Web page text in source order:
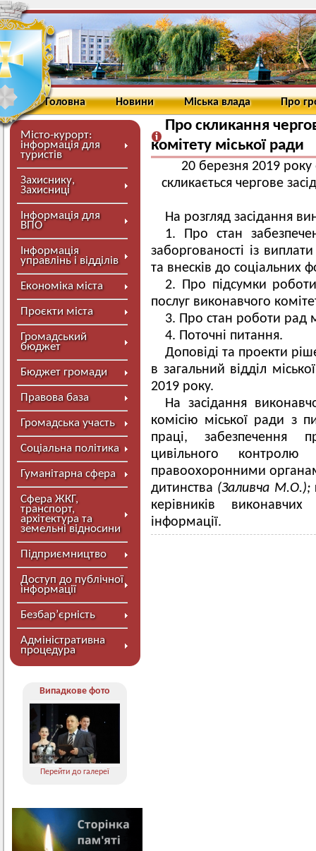
Головна Новини Міська влада Про
Місто-курорт:
інформація для
туристів
Захиснику,
Захисниці
Інформація для
ВПО
Інформація
управлінь і відділів
Економіка міста
Проєкти міста
Громадський
бюджет
Бюджет громади
Правова база
Громадська участь
Соціальна політика
Гуманітарна сфера
Сфера ЖКГ,
транспорт,
архітектура та
земельні відносини
Підприємництво
Доступ до публічної
інформації
Безбар’єрність
Адміністративна
процедура
Випадкове фото
Перейти до галереї
Про скликання
комітету міської ради
20 березня 2019 року
скликається чергове
На розгляд засідання
1. Про стан
заборгованості із
та внесків до соціальних
2. Про підсумки
послуг виконавчого
3. Про стан роботи рад
4. Поточні питання.
Доповіді та проекти
в загальний відділ
2019 року.
На засідання
комісію міської ради з
праці, забезпечення
цивільного
правоохоронними
дитинства (Заливча М.О.);
керівників
інформації.